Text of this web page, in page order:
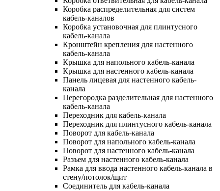
Коробка распределительная для систем
кабель-каналов
Коробка установочная для плинтусного
кабель-канала
Кронштейн крепления для настенного
кабель-канала
Крышка для напольного кабель-канала
Крышка для настенного кабель-канала
Панель лицевая для настенного кабель-
канала
Перегородка разделительная для настенного
кабель-канала
Переходник для кабель-канала
Переходник для плинтусного кабель-канала
Поворот для кабель-канала
Поворот для напольного кабель-канала
Поворот для настенного кабель-канала
Разъем для настенного кабель-канала
Рамка для ввода настенного кабель-канала в
стену/потолок/щит
Соединитель для кабель-канала